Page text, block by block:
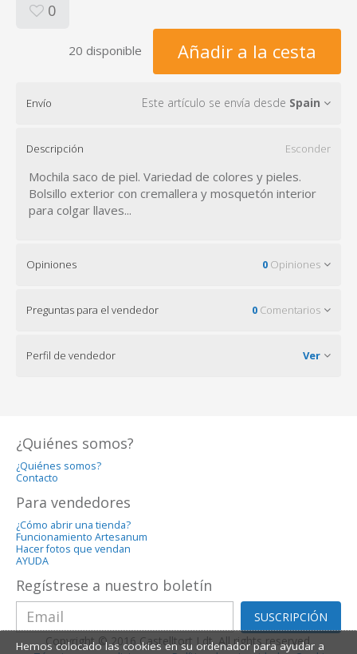
0
20 disponible Añadir a la cesta
Envío Este artículo se envía desde Spain
Descripción Esconder
Mochila saco de piel. Variedad de colores y pieles.
Bolsillo exterior con cremallera y mosquetón interior
para colgar llaves...
Opiniones 0 Opiniones
Preguntas para el vendedor 0 Comentarios
Perfil de vendedor Ver
¿Quiénes somos?
¿Quiénes somos?
Contacto
Para vendedores
¿Cómo abrir una tienda?
Funcionamiento Artesanum
Hacer fotos que vendan
AYUDA
Regístrese a nuestro boletín
SUSCRIPCIÓN
Copyright © 2016 Castelltort Ldt. All rights reserved.
Hemos colocado las cookies en su ordenador para ayudar a